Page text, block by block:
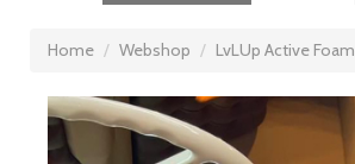
Home Webshop LvLUp Active Foam